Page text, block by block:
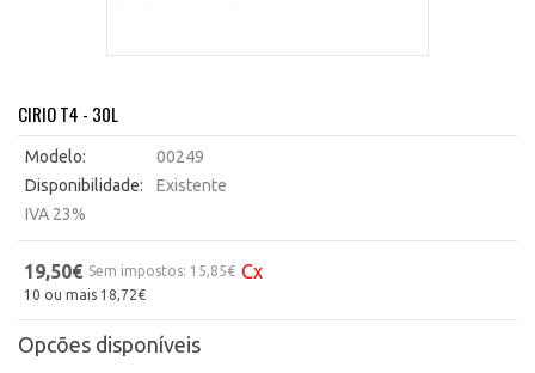
CIRIO T4 - 30L
Modelo:
00249
Disponibilidade:
Existente
IVA 23%
19,50€ Sem impostos: 15,85€ Cx
10 ou mais 18,72€
Opcões disponíveis